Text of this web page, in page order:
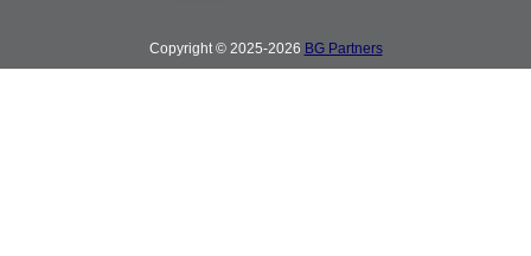
Copyright © 2025-2026 BG Partners